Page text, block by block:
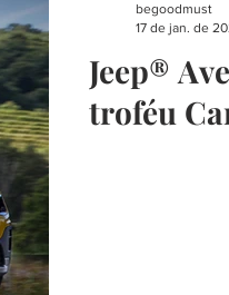
Jeep®
troféu
begoodmust
17 de jan. de